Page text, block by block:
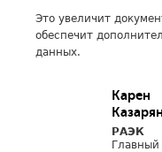
Это увеличит
обеспечит
данных.
Карен
РАЭК